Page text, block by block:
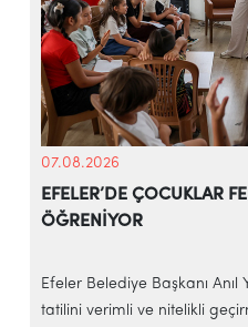
07.08.2026
EFELER’DE ÇOCUKLAR
ÖĞRENİYOR
Efeler Belediye Başkanı Anıl
tatilini verimli ve nitelikli